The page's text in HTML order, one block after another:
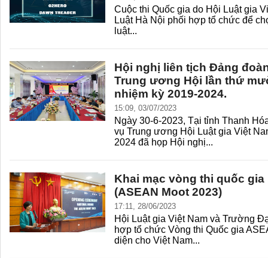
Cuộc thi Quốc gia do Hội Luật gia
Luật Hà Nội phối hợp tổ chức để
luật...
Hội nghị liên tịch Đảng
Trung ương Hội lần thứ
nhiệm kỳ 2019-2024.
15:09, 03/07/2023
Ngày 30-6-2023, Tại tỉnh Thanh
vụ Trung ương Hội Luật gia Việt
2024 đã họp Hội nghị...
Khai mạc vòng thi quốc
(ASEAN Moot 2023)
17:11, 28/06/2023
Hội Luật gia Việt Nam và Trường
hợp tổ chức Vòng thi Quốc gia
diện cho Việt Nam...